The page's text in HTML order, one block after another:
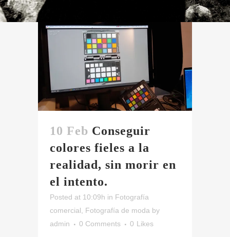
10 Feb Conseguir
colores fieles a la
realidad, sin morir en
el intento.
Posted at 10:09h in Fotografía
comercial
Fotografía de moda by
admin
0 Comments 0 Likes